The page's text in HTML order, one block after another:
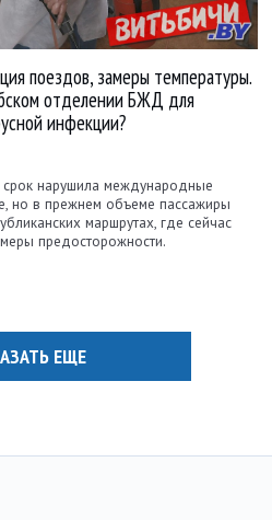
поездов, замеры температуры.
отделении БЖД для
инфекции?
нарушила международные
но в прежнем объеме пассажиры
маршрутах, где сейчас
предосторожности.
ЕЩЕ